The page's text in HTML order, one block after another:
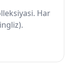
Har